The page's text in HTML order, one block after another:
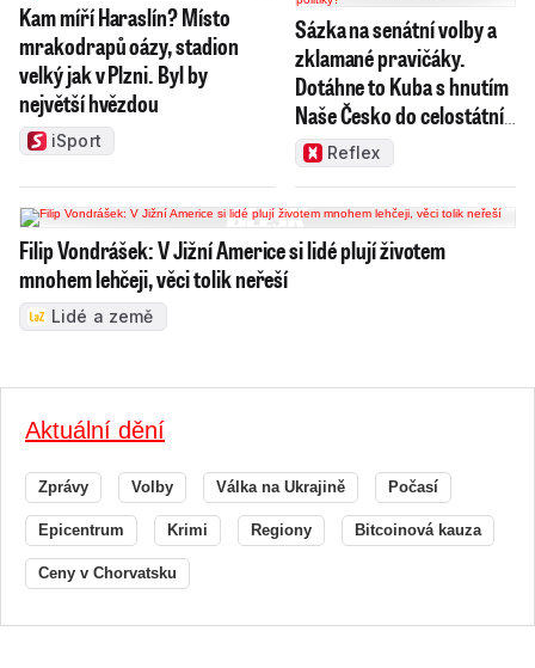
Kam míří Haraslín? Místo
mrakodrapů oázy, stadion
velký jak v Plzni. Byl by
největší hvězdou
iSport
Sázka na senátní volby a
zklamané pravičáky.
Dotáhne to Kuba s hnutím
Naše Česko do celostátní
politiky?
Reflex
Filip Vondrášek: V Jižní Americe si lidé plují životem
mnohem lehčeji, věci tolik neřeší
Lidé a země
Aktuální dění
Zprávy Volby Válka na Ukrajině Počasí
Epicentrum Krimi Regiony Bitcoinová kauza
Ceny v Chorvatsku